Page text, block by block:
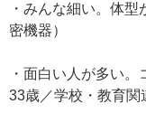
・みんな細い。体
密機器）
・面白い人が多い
33歳／学校・教育関